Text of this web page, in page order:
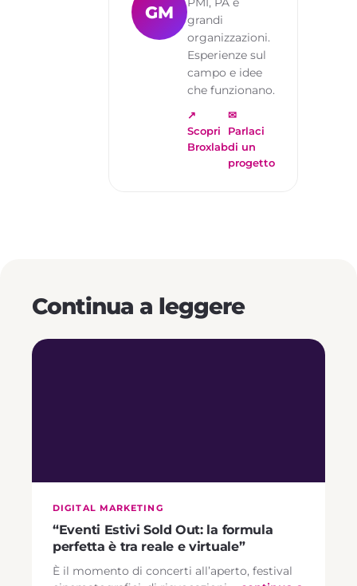
GM
grandi
organizzazioni.
Esperienze sul
campo e idee
che funzionano.
↗
Scopri
Broxlab
✉
Parlaci
di un
progetto
Continua a leggere
DIGITAL MARKETING
“Eventi Estivi Sold Out: la formula
perfetta è tra reale e virtuale”
È il momento di concerti all’aperto, festival